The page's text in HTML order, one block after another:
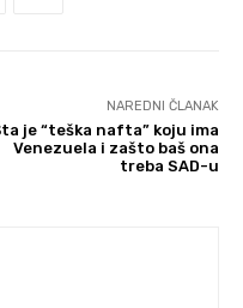
NAREDNI ČLANAK
je “teška nafta” koju ima
Venezuela i zašto baš ona
treba SAD-u